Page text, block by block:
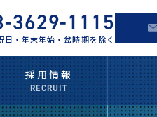
3629-1115
・年末年始・盆時期を除く
採用情報
RECRUIT